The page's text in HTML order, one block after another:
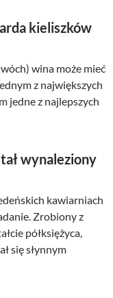
kieliszków
wina może mieć
z największych
jedne z najlepszych
wynaleziony
kawiarniach
Zrobiony z
półksiężyca,
się słynnym